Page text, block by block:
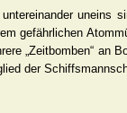
uneins
gefährlichen
„Zeitbomben“ an
der